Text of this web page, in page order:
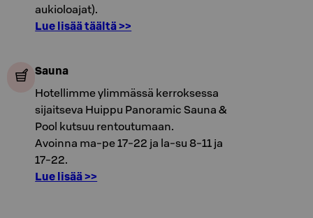
aukioloajat).
Lue lisää täältä >>
Sauna
Hotellimme ylimmässä kerroksessa
sijaitseva Huippu Panoramic Sauna &
Pool kutsuu rentoutumaan.
Avoinna ma-pe 17-22 ja la-su 8-11 ja
17-22.
Lue lisää >>